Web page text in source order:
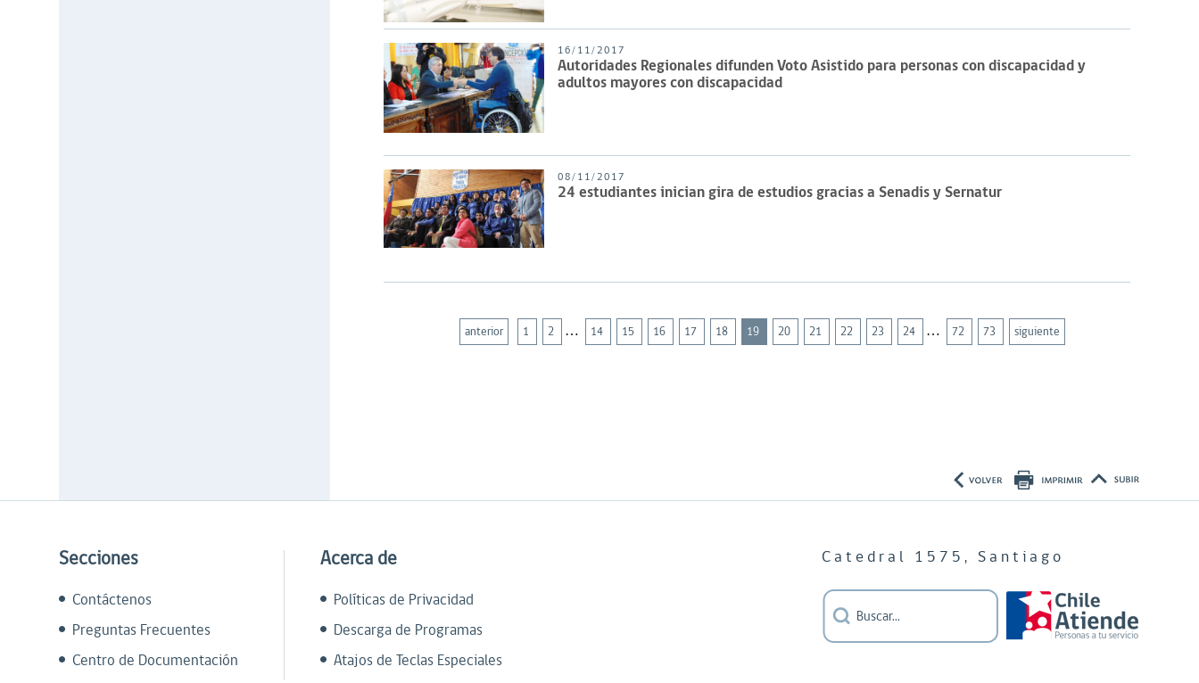
16/11/2017
Autoridades Regionales difunden Voto Asistido para personas con discapacidad y
adultos mayores con discapacidad
08/11/2017
24 estudiantes inician gira de estudios gracias a Senadis y Sernatur
anterior 1 2 … 14 15 16 17 18 19 20 21 22 23 24 … 72 73 siguiente
Secciones
Contáctenos
Preguntas Frecuentes
Centro de Documentación
Acerca de
Políticas de Privacidad
Descarga de Programas
Atajos de Teclas Especiales
Catedral 1575, Santiago